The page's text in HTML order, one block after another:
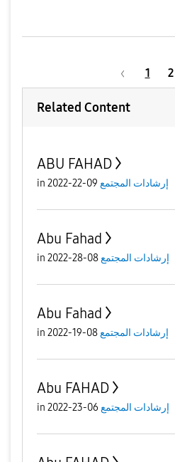
1 2
Related Content
ABU FAHAD
in إرشادات المجتمع 09-22-2022
Abu Fahad
in إرشادات المجتمع08-28-2022
Abu Fahad
in إرشادات المجتمع08-19-2022
Abu FAHAD
in إرشادات المجتمع 06-23-2022